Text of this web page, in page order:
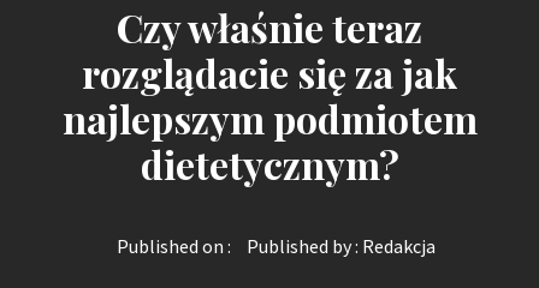
Czy właśnie teraz
rozglądacie się za jak
najlepszym podmiotem
dietetycznym?
Published on : Published by : Redakcja